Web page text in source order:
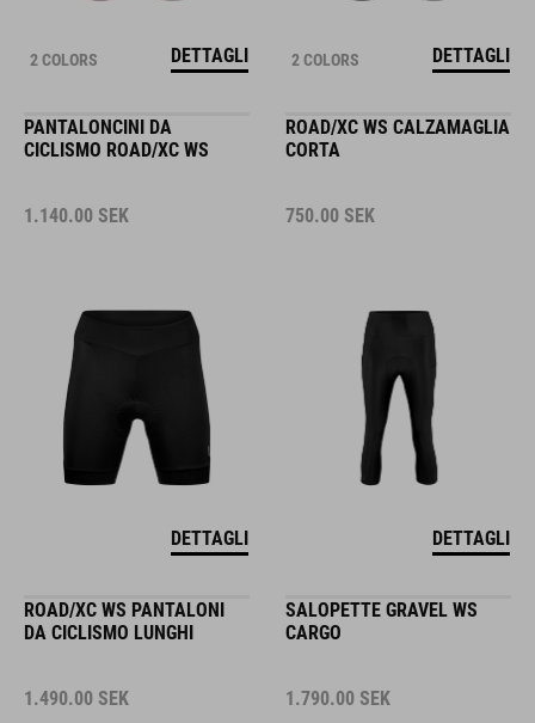
2 COLORS DETTAGLI 2 COLORS DETTAGLI
PANTALONCINI DA
CICLISMO ROAD/XC WS
1.140.00 SEK
DETTAGLI
ROAD/XC WS CALZAMAGLIA
CORTA
750.00 SEK
DETTAGLI
ROAD/XC WS PANTALONI
DA CICLISMO LUNGHI
1.490.00 SEK
SALOPETTE GRAVEL WS
CARGO
1.790.00 SEK